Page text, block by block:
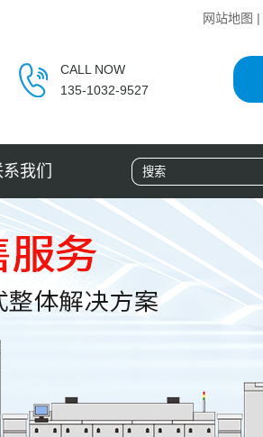
网站地图 |
CALL NOW
135-1032-9527
我们